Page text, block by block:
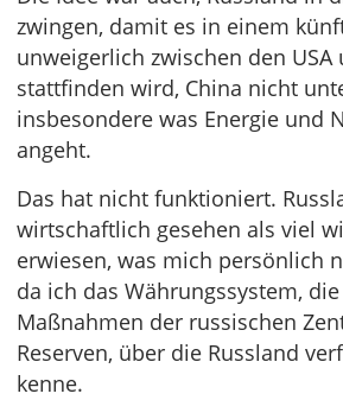
zwingen, damit es in einem
unweigerlich zwischen den USA
stattfinden wird, China nicht
insbesondere was Energie und
angeht.
Das hat nicht funktioniert.
wirtschaftlich gesehen als viel
erwiesen, was mich persönlich
da ich das Währungssystem,
Maßnahmen der russischen
Reserven, über die Russland
kenne.